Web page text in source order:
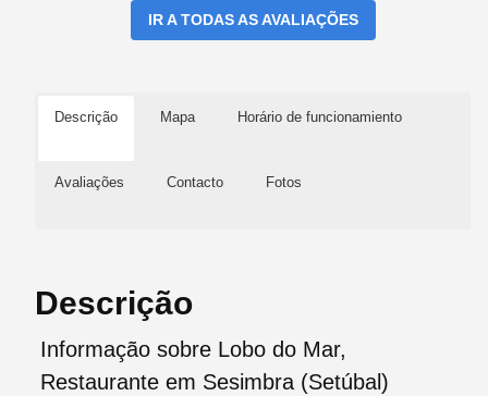
IR A TODAS AS AVALIAÇÕES
Descrição Mapa Horário de funcionamiento
Avaliações Contacto Fotos
Descrição
Informação sobre Lobo do Mar,
Restaurante em Sesimbra (Setúbal)